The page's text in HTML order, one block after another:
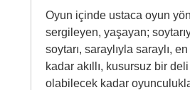
Oyun içinde ustaca oyun
sergileyen, yaşayan;
soytarı, saraylıyla saraylı, en
kadar akıllı, kusursuz bir deli
olabilecek kadar